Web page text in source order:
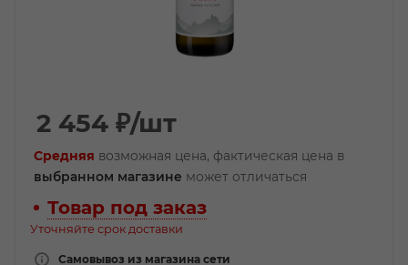
2 454 ₽/шт
Средняя возможная цена, фактическая цена в
выбранном магазине может отличаться
Товар под заказ
Уточняйте срок доставки
Самовывоз из магазина сети